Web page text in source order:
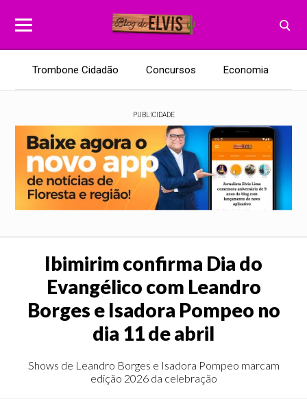
Trombone Cidadão Concursos Economia
PUBLICIDADE
Ibimirim confirma Dia do
Evangélico com Leandro
Borges e Isadora Pompeo no
dia 11 de abril
Shows de Leandro Borges e Isadora Pompeo marcam
edição 2026 da celebração